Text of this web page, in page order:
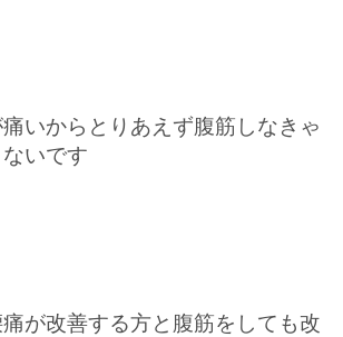
いからとりあえず腹筋しなきゃ
いです
が改善する方と腹筋をしても改